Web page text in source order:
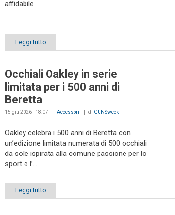
affidabile
Leggi tutto
Occhiali Oakley in serie
limitata per i 500 anni di
Beretta
15 giu 2026 - 18:07 Accessori di GUNSweek
Oakley celebra i 500 anni di Beretta con
un’edizione limitata numerata di 500 occhiali
da sole ispirata alla comune passione per lo
sport e l’...
Leggi tutto